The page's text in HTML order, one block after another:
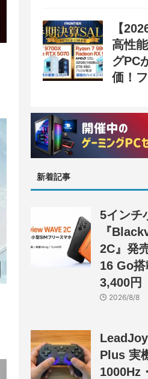
31日
【
高性
グPC
価！
SALE
セー
め
新着記事
5インチ
『
2C』発
16 Go
3,400円
2026/8/8
Plus 実
1000Hz